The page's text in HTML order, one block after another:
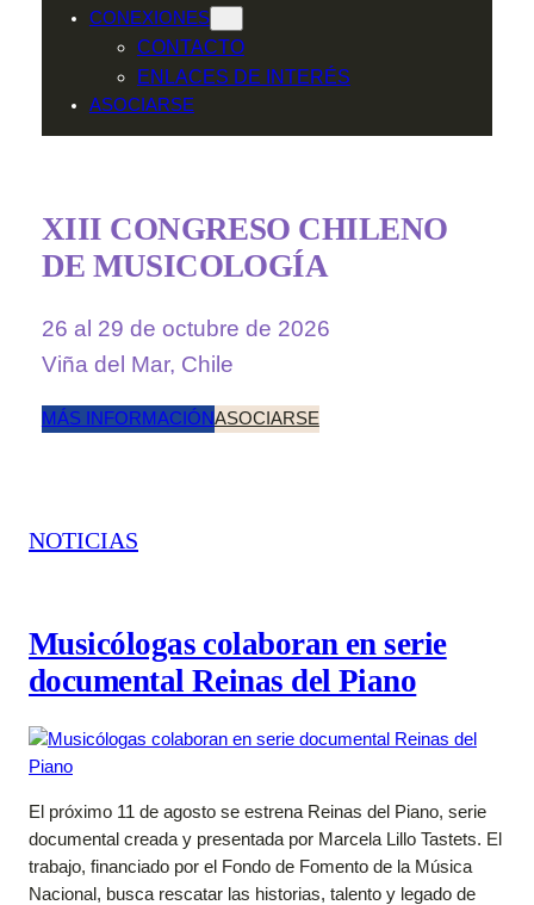
CONEXIONES
CONTACTO
ENLACES DE INTERÉS
ASOCIARSE
XIII CONGRESO CHILENO
DE MUSICOLOGÍA
26 al 29 de octubre de 2026
Viña del Mar, Chile
MÁS INFORMACIÓNASOCIARSE
NOTICIAS
Musicólogas colaboran en serie
documental Reinas del Piano
El próximo 11 de agosto se estrena Reinas del Piano, serie
documental creada y presentada por Marcela Lillo Tastets. El
trabajo, financiado por el Fondo de Fomento de la Música
Nacional, busca rescatar las historias, talento y legado de